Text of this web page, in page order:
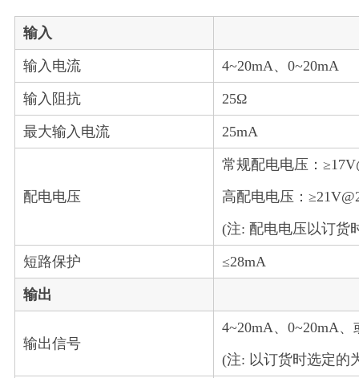
输入
输入电流 4~20mA、0~20mA
输入阻抗 25Ω
最大输入电流 25mA
配电电压
常规配电电压：
高配电电压：
(注: 配电电压以订货
短路保护 ≤28mA
输出
输出信号
4~20mA、0~20mA
(注: 以订货时选定的